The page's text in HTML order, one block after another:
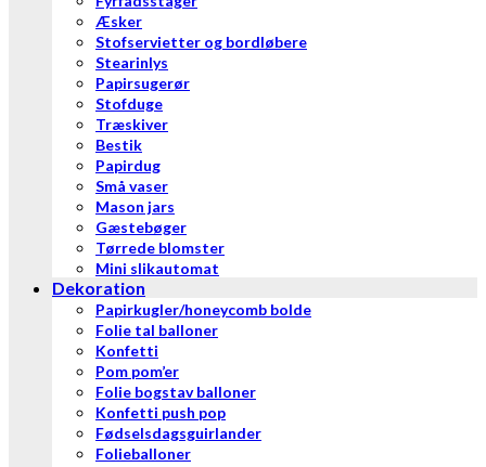
Æsker
Stofservietter og bordløbere
Stearinlys
Papirsugerør
Stofduge
Træskiver
Bestik
Papirdug
Små vaser
Mason jars
Gæstebøger
Tørrede blomster
Mini slikautomat
Dekoration
Papirkugler/honeycomb bolde
Folie tal balloner
Konfetti
Pom pom’er
Folie bogstav balloner
Konfetti push pop
Fødselsdagsguirlander
Folieballoner